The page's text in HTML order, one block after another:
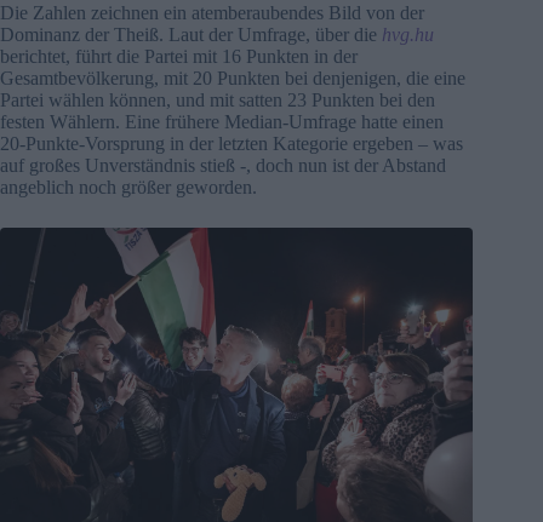
Die Zahlen zeichnen ein atemberaubendes Bild von der
Dominanz der Theiß. Laut der Umfrage, über die hvg.hu
berichtet, führt die Partei mit 16 Punkten in der
Gesamtbevölkerung, mit 20 Punkten bei denjenigen, die eine
Partei wählen können, und mit satten 23 Punkten bei den
festen Wählern. Eine frühere Median-Umfrage hatte einen
20-Punkte-Vorsprung in der letzten Kategorie ergeben – was
auf großes Unverständnis stieß -, doch nun ist der Abstand
angeblich noch größer geworden.